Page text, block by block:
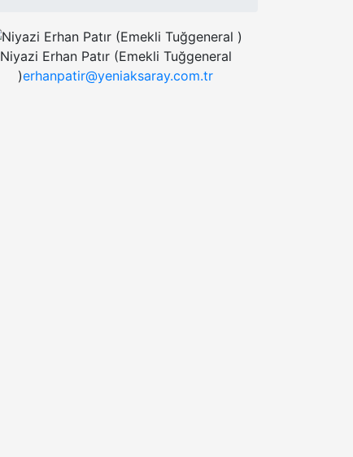
Niyazi Erhan Patır (Emekli Tuğgeneral
)erhanpatir@yeniaksaray.com.tr